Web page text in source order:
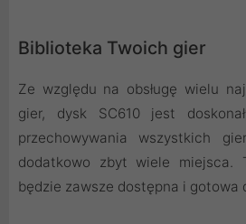
Biblioteka Twoich gier
Ze względu na obsługę wielu
gier, dysk SC610 jest
przechowywania wszystkich
dodatkowo zbyt wiele miejsca.
będzie zawsze dostępna i gotowa